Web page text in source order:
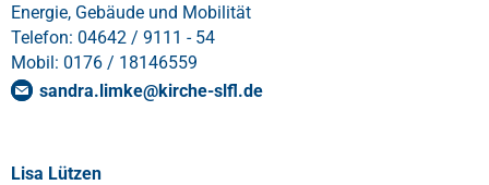
Energie, Gebäude und Mobilität
Telefon: 04642 / 9111 - 54
Mobil: 0176 / 18146559
sandra.limke@kirche-slfl.de
Lisa Lützen